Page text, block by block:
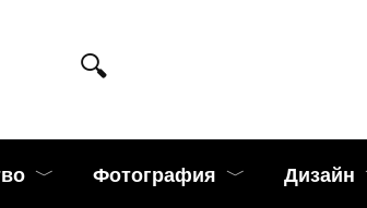
Фотография Дизайн